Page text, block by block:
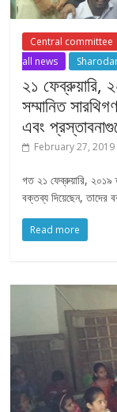
Central committee
all news
২১ ফেব্রুয়ারি,
সম্মানিত
এবং
February 27, 2019
গত ২১ ফেব্রুয়ারি, ২০১৯
বক্তব্য দিয়েছেন, তাদের
Read more